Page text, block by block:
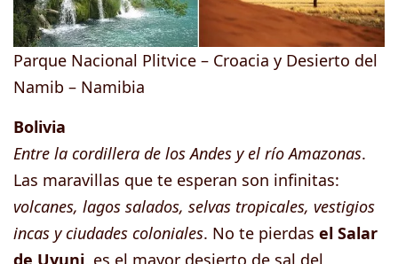
Parque Nacional Plitvice – Croacia y Desierto del
Namib – Namibia
Bolivia
Entre la cordillera de los Andes y el río Amazonas.
Las maravillas que te esperan son infinitas:
volcanes, lagos salados, selvas tropicales, vestigios
incas y ciudades coloniales. No te pierdas el Salar
de Uyuni, es el mayor desierto de sal del